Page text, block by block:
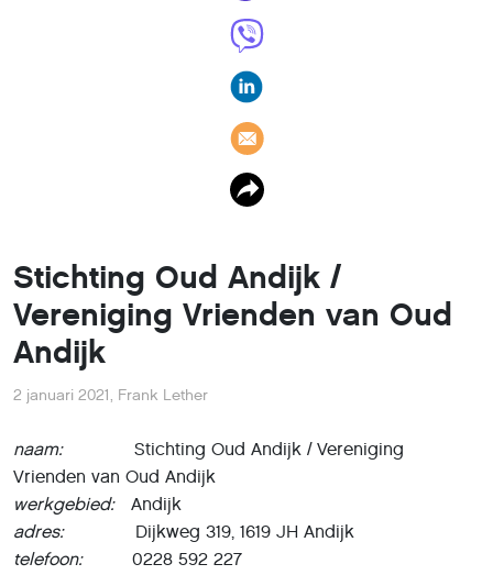
Stichting Oud Andijk /
Vereniging Vrienden van Oud
Andijk
2 januari 2021, Frank Lether
naam:Stichting Oud Andijk / Vereniging
Vrienden van Oud Andijk
werkgebied:Andijk
adres:Dijkweg 319, 1619 JH Andijk
telefoon:0228 592 227